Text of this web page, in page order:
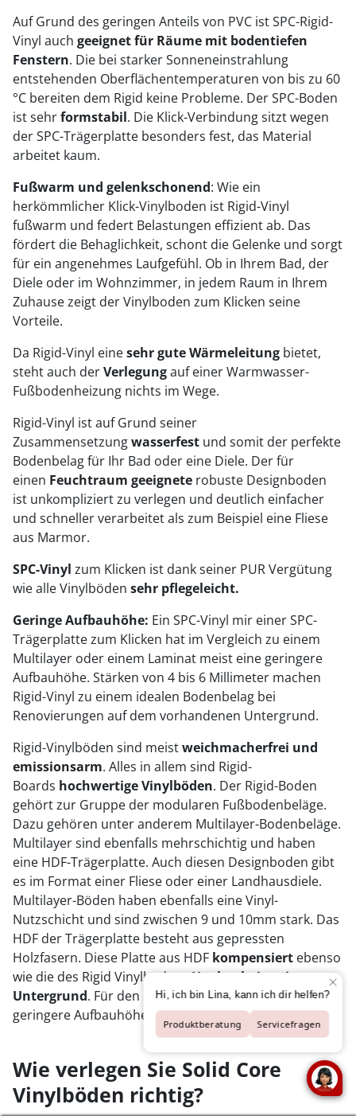
Auf Grund des geringen Anteils von PVC ist SPC-Rigid-
Vinyl auch geeignet für Räume mit bodentiefen
Fenstern. Die bei starker Sonneneinstrahlung
entstehenden Oberflächentemperaturen von bis zu 60
°C bereiten dem Rigid keine Probleme. Der SPC-Boden
ist sehrformstabil. Die Klick-Verbindung sitzt wegen
der SPC-Trägerplatte besonders fest, das Material
arbeitet kaum.
Fußwarm und gelenkschonend: Wie ein
herkömmlicher Klick-Vinylboden ist Rigid-Vinyl
fußwarm und federt Belastungen effizient ab. Das
fördert die Behaglichkeit, schont die Gelenke und sorgt
für ein angenehmes Laufgefühl. Ob in Ihrem Bad, der
Diele oder im Wohnzimmer, in jedem Raum in Ihrem
Zuhause zeigt der Vinylboden zum Klicken seine
Vorteile.
Da Rigid-Vinyl einesehr gute Wärmeleitung bietet,
steht auch derVerlegungauf einer Warmwasser-
Fußbodenheizung nichts im Wege.
Rigid-Vinyl ist auf Grund seiner
Zusammensetzungwasserfest und somit der perfekte
Bodenbelag für Ihr Bad oder eine Diele. Der für
einen Feuchtraum geeignete robuste Designboden
ist unkompliziert zu verlegen und deutlich einfacher
und schneller verarbeitet als zum Beispiel eine Fliese
aus Marmor.
SPC-Vinyl zum Klicken ist dank seiner PUR Vergütung
wie alle Vinylböden sehr pflegeleicht.
Geringe Aufbauhöhe: Ein SPC-Vinyl mir einer SPC-
Trägerplatte zum Klicken hat im Vergleich zu einem
Multilayer oder einem Laminat meist eine geringere
Aufbauhöhe. Stärken von 4 bis 6 Millimeter machen
Rigid-Vinyl zu einem idealen Bodenbelag bei
Renovierungen auf dem vorhandenen Untergrund.
Rigid-Vinylböden sind meistweichmacherfrei und
emissionsarm. Alles in allem sind Rigid-
Boards hochwertige Vinylböden. Der Rigid-Boden
gehört zur Gruppe der modularen Fußbodenbeläge.
Dazu gehören unter anderem Multilayer-Bodenbeläge.
Multilayer sind ebenfalls mehrschichtig und haben
eine HDF-Trägerplatte. Auch diesen Designboden gibt
es im Format einer Fliese oder einer Landhausdiele.
Multilayer-Böden haben ebenfalls eine Vinyl-
Nutzschicht und sind zwischen 9 und 10mm stark. Das
HDF der Trägerplatte besteht aus gepressten
Holzfasern. Diese Platte aus HDF kompensiert ebenso
wie die des Rigid VinylbodensUnebenheiten im
Untergrund. Für den Rigid-Boden spricht jedoch die
geringere Aufbauhöhe.
Wie verlegen Sie Solid Core
Vinylböden richtig?